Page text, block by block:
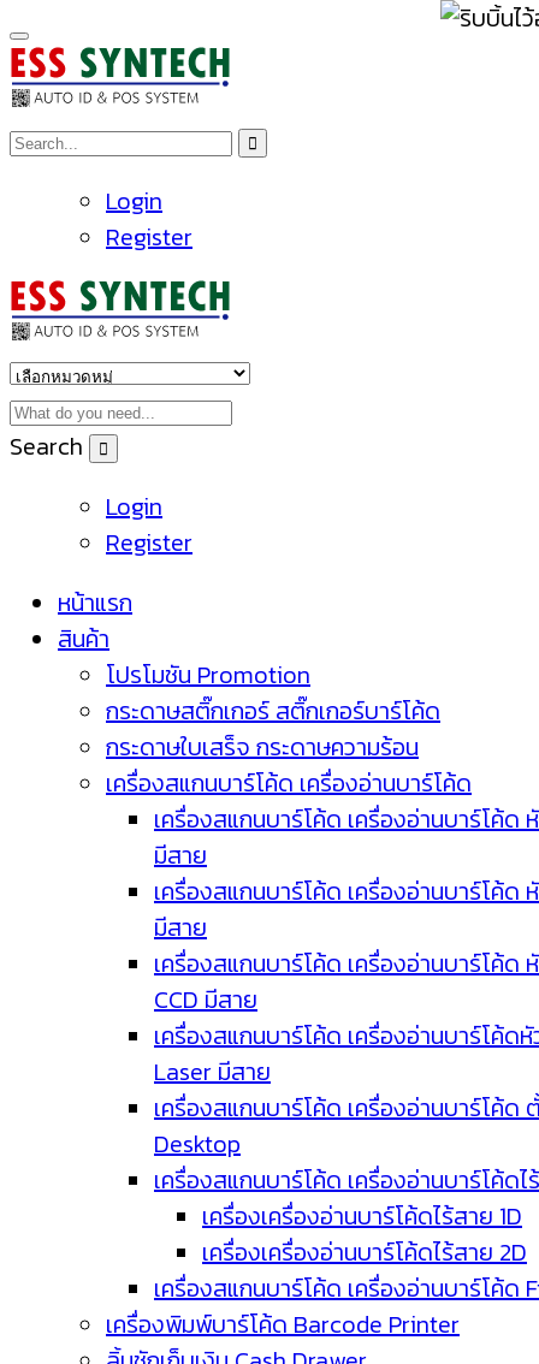
Login
Register
Search
Login
Register
หน้าแรก
สินค้า
โปรโมชัน Promotion
กระดาษสติ๊กเกอร์ สติ๊กเกอร์บาร์โค้ด
กระดาษใบเสร็จ กระดาษความร้อน
เครื่องสแกนบาร์โค้ด เครื่องอ่านบาร์โค้ด
เครื่องสแกนบาร์โค้ด เครื่องอ่านบาร์โค้ด
มีสาย
เครื่องสแกนบาร์โค้ด เครื่องอ่านบาร์โค้ด
มีสาย
เครื่องสแกนบาร์โค้ด เครื่องอ่านบาร์โค้ด
CCD มีสาย
เครื่องสแกนบาร์โค้ด เครื่องอ่านบาร์โค้ด
Laser มีสาย
เครื่องสแกนบาร์โค้ด เครื่องอ่านบาร์โค้ด
Desktop
เครื่องสแกนบาร์โค้ด เครื่องอ่านบาร์โค้ดไ
เครื่องเครื่องอ่านบาร์โค้ดไร้สาย 1D
เครื่องเครื่องอ่านบาร์โค้ดไร้สาย 2D
เครื่องสแกนบาร์โค้ด เครื่องอ่านบาร์โค้ด
เครื่องพิมพ์บาร์โค้ด Barcode Printer